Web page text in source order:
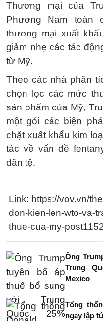
Thương mại của
Phương Nam toàn
thương mại xuất
giảm nhẹ các tác
từ Mỹ.
Theo các nhà phân
chọn lọc các mức
sản phẩm của Mỹ,
một gói các biện
chặt xuất khẩu kim
tác về vấn đề
dân tệ.
Link: https://vov.vn/
don-kien-len-wto-va-
thue-cua-my-
Ông
Trung
Mexico
Tổng
ngay lập